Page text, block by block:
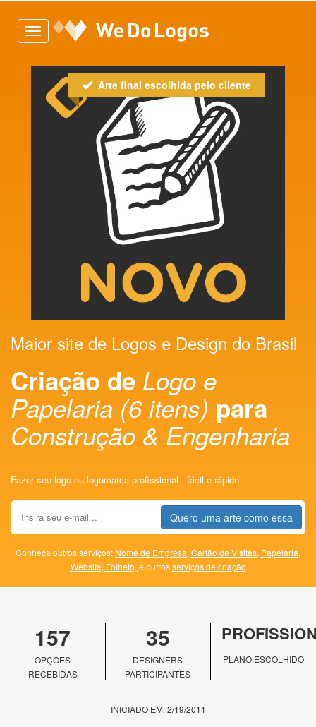
Toggle
navigation
Arte final escolhida pelo cliente
Maior site de Logos e Design do Brasil
Criação de Logo e
Papelaria (6 itens) para
Construção & Engenharia
Fazer seu logo ou logomarca profissional - fácil e rápido.
Quero uma arte como essa
Conheça outros serviços: Nome de Empresa, Cartão de Visitas, Papelaria,
Website, Folheto, e outrosserviços de criação
157
OPÇÕES
RECEBIDAS
35
DESIGNERS
PARTICIPANTES
PLANO ESCOLHIDO
INICIADO EM: 2/19/2011